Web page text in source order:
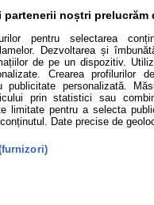
MODIFICĂ PREFERINȚE
de monitorizare) nu poate
partenerii noștri prelucrăm
pentru selectarea
Dezvoltarea și
de pe un dispozitiv.
Crearea profilurilor
publicitate personalizată.
prin statistici sau
limitate pentru a selecta
Date precise de